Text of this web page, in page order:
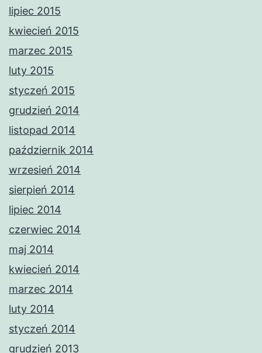
lipiec 2015
kwiecień 2015
marzec 2015
luty 2015
styczeń 2015
grudzień 2014
listopad 2014
październik 2014
wrzesień 2014
sierpień 2014
lipiec 2014
czerwiec 2014
maj 2014
kwiecień 2014
marzec 2014
luty 2014
styczeń 2014
grudzień 2013